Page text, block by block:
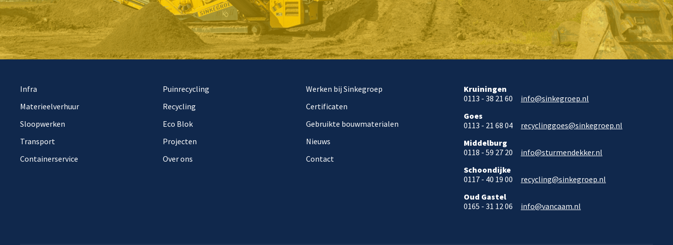
Infra
Materieelverhuur
Sloopwerken
Transport
Containerservice
Puinrecycling
Recycling
Eco Blok
Projecten
Over ons
Werken bij Sinkegroep
Certificaten
Gebruikte bouwmaterialen
Nieuws
Contact
Kruiningen
0113 - 38 21 60
info@sinkegroep.nl
Goes
0113 - 21 68 04
recyclinggoes@sinkegroep.nl
Middelburg
0118 - 59 27 20
info@sturmendekker.nl
Schoondijke
0117 - 40 19 00
recycling@sinkegroep.nl
Oud Gastel
0165 - 31 12 06
info@vancaam.nl